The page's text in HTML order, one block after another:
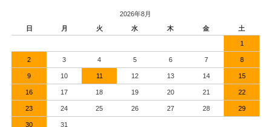
2026年8月
日
月 火 水 木 金 土
1
2 3 4 5 6 7 8
9 10 11 12 13 14 15
16 17 18 19 20 21 22
23 24 25 26 27 28 29
30 31